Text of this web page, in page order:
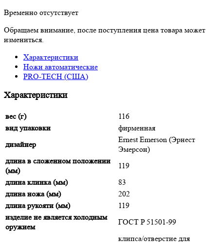
Временно отсутствует
Обращаем внимание, после поступления цена товара может
измениться.
Характеристики
Ножи автоматические
PRO-TECH (США)
Характеристики
вес (г)
116
вид упаковки
фирменная
дизайнер
Ernest Emerson (Эрнест
Эмерсон)
длина в сложенном положении
(мм)
119
длина клинка (мм)
83
длина ножа (мм)
202
длина рукояти (мм)
119
изделие не является холодным
оружием
ГОСТ P 51501-99
клипса/отверстие для